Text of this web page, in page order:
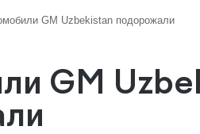
GM Uzbekistan подорожали
GM